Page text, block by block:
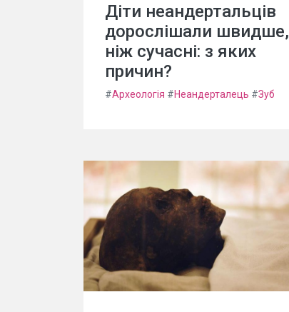
Діти неандертальців
дорослішали швидше,
ніж сучасні: з яких
причин?
#Археологія #Неандерталець #Зуб